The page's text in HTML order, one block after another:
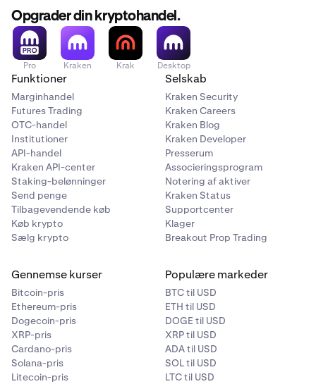
Opgrader din kryptohandel.
Pro Kraken Krak Desktop
Funktioner
Marginhandel
Futures Trading
OTC-handel
Institutioner
API-handel
Kraken API-center
Staking-belønninger
Send penge
Tilbagevendende køb
Køb krypto
Sælg krypto
Selskab
Kraken Security
Kraken Careers
Kraken Blog
Kraken Developer
Presserum
Associeringsprogram
Notering af aktiver
Kraken Status
Supportcenter
Klager
Breakout Prop Trading
Gennemse kurser
Bitcoin-pris
Ethereum-pris
Dogecoin-pris
XRP-pris
Cardano-pris
Solana-pris
Litecoin-pris
Populære markeder
BTC til USD
ETH til USD
DOGE til USD
XRP til USD
ADA til USD
SOL til USD
LTC til USD